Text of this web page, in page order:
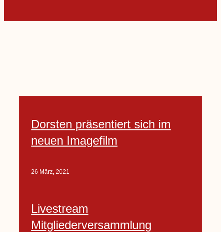
Dorsten präsentiert sich im
neuen Imagefilm
26 März, 2021
Livestream
Mitgliederversammlung